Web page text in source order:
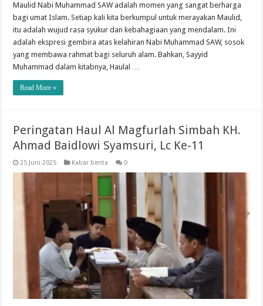
Maulid Nabi Muhammad SAW adalah momen yang sangat berharga
bagi umat Islam. Setiap kali kita berkumpul untuk merayakan Maulid,
itu adalah wujud rasa syukur dan kebahagiaan yang mendalam. Ini
adalah ekspresi gembira atas kelahiran Nabi Muhammad SAW, sosok
yang membawa rahmat bagi seluruh alam. Bahkan, Sayyid
Muhammad dalam kitabnya, Haulal …
Read More »
Peringatan Haul Al Magfurlah Simbah KH.
Ahmad Baidlowi Syamsuri, Lc Ke-11
25 Juni 2025 Kabar berita 0